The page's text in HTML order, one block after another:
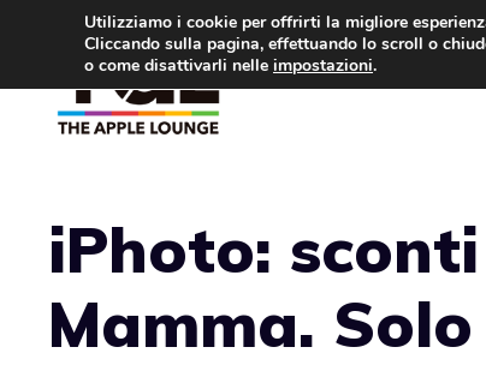
contenuto
iPhoto:
Mamma. Solo
Utilizziamo i cookie per offrirti la migliore
Cliccando sulla pagina, effettuando lo scroll o
o come disattivarli nelle impostazioni.